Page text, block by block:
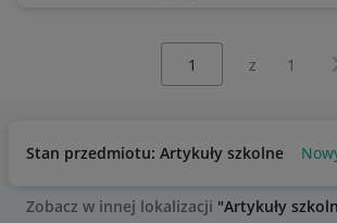
z 1
Stan przedmiotu: Artykuły szkolne
Zobacz w innej lokalizacji "Artykuły